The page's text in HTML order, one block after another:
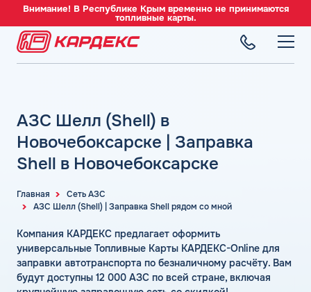
Внимание! В Республике Крым временно не принимаются
топливные карты.
Преимущества
Сравнение
Индивидуальный подход
Автомойки
Аdblue
Шиномонтаж
Вопросы и Ответы
СЕТЬ АЗС
Вся сеть АЗС
АЗС Лукойл
АЗС Татнефть
АЗС Газпром
АЗС Сургутнефтегаз
АЗС Нефтьмагистраль
ТОПЛИВО
Автомобильное топливо
Бензин
Дизельное топливо
Топливный газ
Топливные бренды
Наши города
СЕРВИСЫ
Все сервисы
Аналитика и Рекомендации
Умный Личный Кабинет
О компании
Контакты+7 (499) 322-22-95
Главная
Сеть АЗС
АЗС Шелл (Shell) | Заправка Shell рядом со мной
АЗС Шелл (Shell) в
Новочебоксарске | Заправка
Shell в Новочебоксарске
Компания КАРДЕКС предлагает оформить
универсальные Топливные Карты КАРДЕКС-Online для
заправки автотранспорта по безналичному расчёту. Вам
будут доступны 12 000 АЗС по всей стране, включая